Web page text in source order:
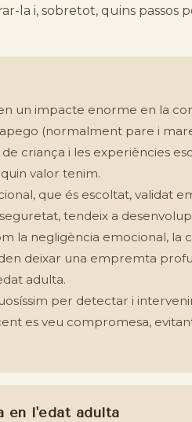
la i, sobretot, quins passos
un impacte enorme en la
(normalment pare i
criança i les experiències
valor tenim.
que és escoltat, validat
tendeix a
la negligència emocional, la
deixar una empremta
adulta.
per detectar i
es veu compromesa,
en l'edat adulta